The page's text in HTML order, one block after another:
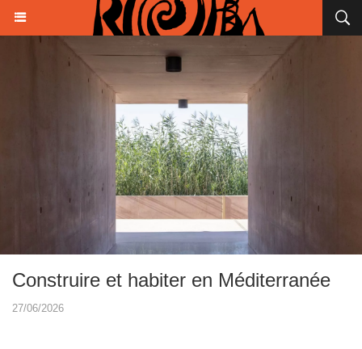
Construire et habiter en Méditerranée
27/06/2026